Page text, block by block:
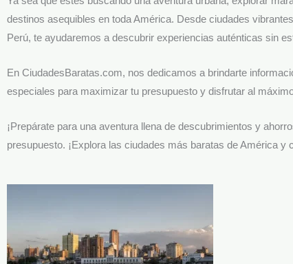
destinos asequibles en toda América. Desde ciudades
Perú, te ayudaremos a descubrir experiencias auténticas sin
En CiudadesBaratas.com, nos dedicamos a brindarte
especiales para maximizar tu presupuesto y disfrutar al
¡Prepárate para una aventura llena de descubrimientos y
presupuesto. ¡Explora las ciudades más baratas de América